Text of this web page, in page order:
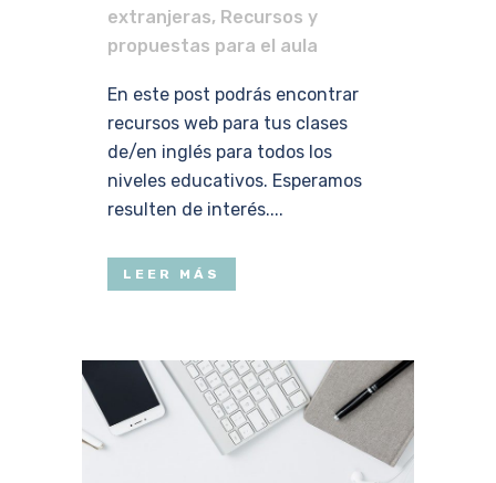
extranjeras, Recursos y
propuestas para el aula
En este post podrás encontrar
recursos web para tus clases
de/en inglés para todos los
niveles educativos. Esperamos
resulten de interés....
LEER MÁS